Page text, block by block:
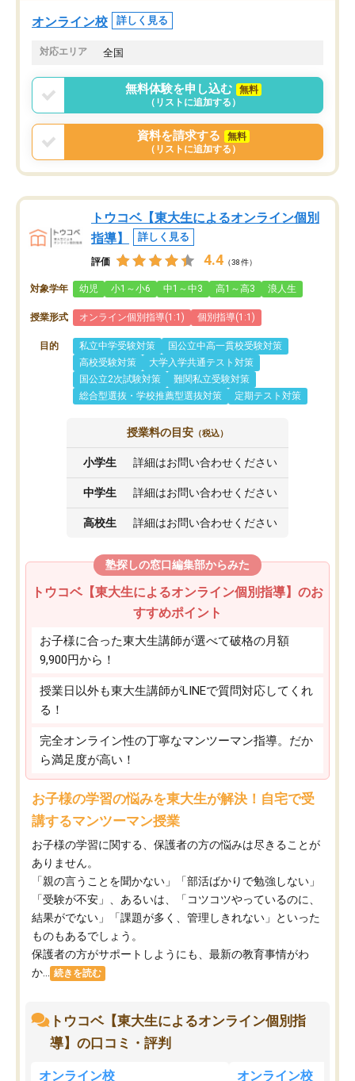
オンライン校 詳しく見る
対応エリア 全国
無料体験を申し込む
無料
（リストに追加する）
資料を請求する
無料
（リストに追加する）
トウコベ【東大生によるオンライン個別
指導】
詳しく見る
評価 4.4 （38件）
対象学年 幼児 小1～小6 中1～中3 高1～高3 浪人生
授業形式 オンライン個別指導(1:1) 個別指導(1:1)
目的 私立中学受験対策
国公立中高一貫校受験対策
高校受験対策
大学入学共通テスト対策
国公立2次試験対策
難関私立受験対策
総合型選抜・学校推薦型選抜対策
定期テスト対策
授業料の目安 （税込）
小学生 詳細はお問い合わせください
中学生 詳細はお問い合わせください
高校生 詳細はお問い合わせください
塾探しの窓口編集部からみた
トウコベ【東大生によるオンライン個別指導】のお
すすめポイント
お子様に合った東大生講師が選べて破格の月額
9,900円から！
授業日以外も東大生講師がLINEで質問対応してくれ
る！
完全オンライン性の丁寧なマンツーマン指導。だか
ら満足度が高い！
お子様の学習の悩みを東大生が解決！自宅で受
講するマンツーマン授業
お子様の学習に関する、保護者の方の悩みは尽きることが
ありません。
「親の言うことを聞かない」「部活ばかりで勉強しない」
「受験が不安」、あるいは、「コツコツやっているのに、
結果がでない」「課題が多く、管理しきれない」といった
ものもあるでしょう。
保護者の方がサポートしようにも、最新の教育事情がわ
か...
続きを読む
トウコベ【東大生によるオンライン個別指
導】の口コミ・評判
オンライン校 オンライン校